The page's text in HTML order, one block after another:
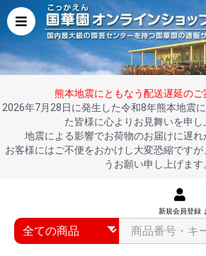
熊本地震にともなう配送遅延のご
2026年7月28日に発生した令和8年熊本地震
た皆様に心よりお見舞いを申し
地震による影響でお荷物のお届けに遅れ
お客様にはご不便をおかけし大変恐縮です
うお願い申し上げます
新規会員登録